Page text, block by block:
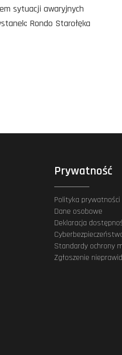
sytuacji awaryjnych
Rondo Starołęka
Prywatność
Polityka prywatności
Dane osobowe
Deklaracja
Standardy ochrony
Zgłoszenie